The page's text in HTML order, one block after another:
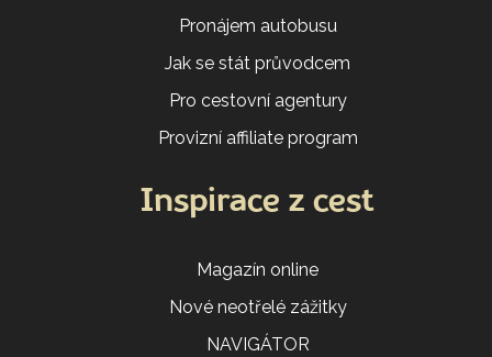
Pronájem autobusu
Jak se stát průvodcem
Pro cestovní agentury
Provizní affiliate program
Inspirace z cest
Magazín online
Nové neotřelé zážitky
NAVIGÁTOR